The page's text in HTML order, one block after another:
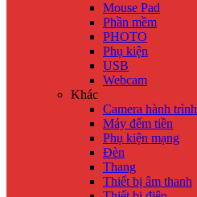
Mouse Pad
Phần mềm
PHOTO
Phụ kiện
USB
Webcam
Khác
Camera hành trình
Máy đếm tiền
Phụ kiện mạng
Đèn
Thang
Thiết bị âm thanh